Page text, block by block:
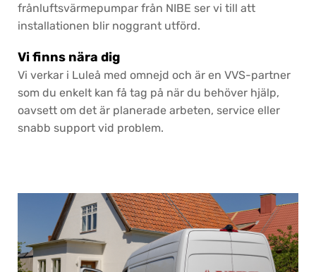
frånluftsvärmepumpar från NIBE ser vi till att
installationen blir noggrant utförd.
Vi finns nära dig
Vi verkar i Luleå med omnejd och är en VVS-partner
som du enkelt kan få tag på när du behöver hjälp,
oavsett om det är planerade arbeten, service eller
snabb support vid problem.